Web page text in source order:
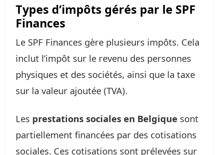
Types d’impôts gérés par le SPF
Finances
Le SPF Finances gère plusieurs impôts. Cela
inclut l’impôt sur le revenu des personnes
physiques et des sociétés, ainsi que la taxe
sur la valeur ajoutée (TVA).
Les prestations sociales en Belgique sont
partiellement financées par des cotisations
sociales. Ces cotisations sont prélevées sur